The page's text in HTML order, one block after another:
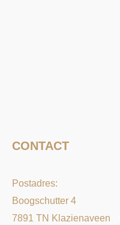
CONTACT
Postadres:
Boogschutter 4
7891 TN Klazienaveen